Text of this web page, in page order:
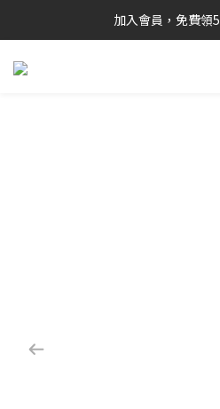
加入會員，免費領